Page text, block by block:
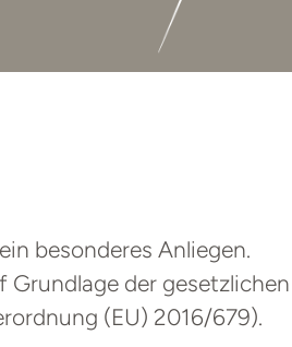
besonderes Anliegen.
der
(EU) 2016/679).